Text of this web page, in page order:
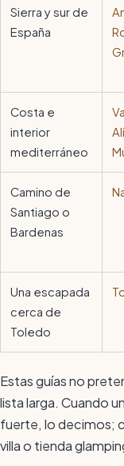
Sierra y sur de
España
Costa e
interior
mediterráneo
Camino de
Santiago o
Bardenas
Una escapada
cerca de
Toledo
Estas guías no
lista larga. Cuando
fuerte, lo decimos;
villa o tienda